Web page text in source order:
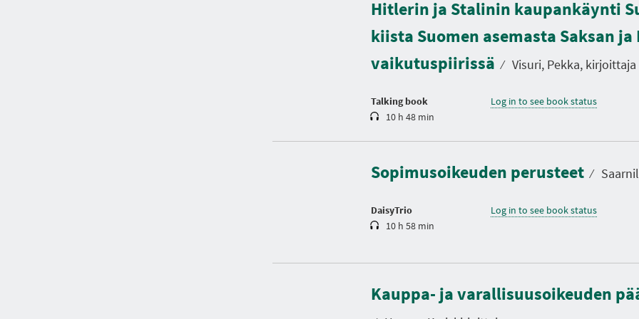
Hitlerin ja Stalinin kaupankäynti
kiista Suomen asemasta Saksan
vaikutuspiirissä ⁄ Visuri, Pekka, kirjoittaja
Talking book
D
r
a
t
i
n
10 h 48 min
Log in to see book status
Sopimusoikeuden perusteet ⁄
DaisyTrio
D
r
t
i
10 h 58 min
Log in to see book status
Kauppa- ja varallisuusoikeuden
D
r
a
t